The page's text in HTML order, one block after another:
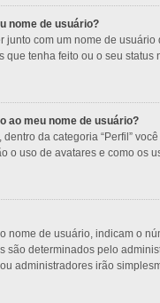
nome de usuário?
junto com um nome de
tenha feito ou o seu
ao meu nome de usuário?
da categoria “Perfil”
o uso de avatares e como os
nome de usuário, indicam o
são determinados pelo
administradores irão